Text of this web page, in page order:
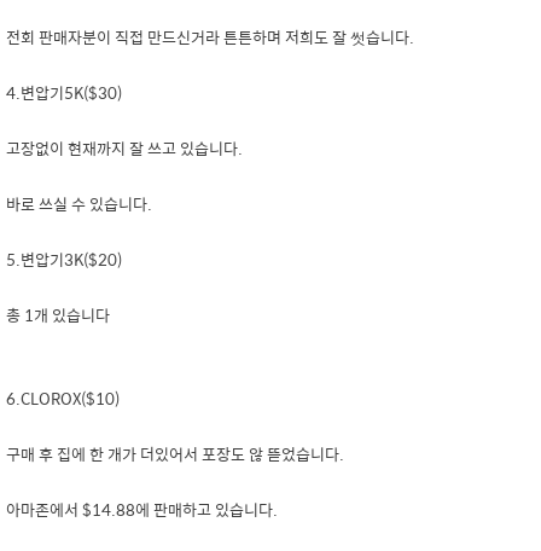
전회 판매자분이 직접 만드신거라 튼튼하며 저희도 잘 썻습니다.
4.변압기5K($30)
고장없이 현재까지 잘 쓰고 있습니다.
바로 쓰실 수 있습니다.
5.변압기3K($20)
총 1개 있습니다
6.CLOROX($10)
구매 후 집에 한 개가 더있어서 포장도 않 뜯었습니다.
아마존에서 $14.88에 판매하고 있습니다.